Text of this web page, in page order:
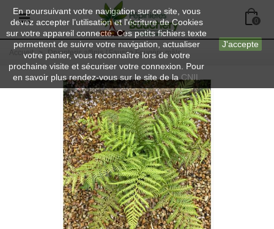
En poursuivant votre navigation sur ce site, vous
devez accepter l’utilisation et l'écriture de Cookies
sur votre appareil connecté. Ces petits fichiers texte
permettent de suivre votre navigation, actualiser
votre panier, vous reconnaître lors de votre
prochaine visite et sécuriser votre connexion. Pour
en savoir plus rendez-vous sur le site de la CNIL
J'accepte
0
Accueil > Dryopteris affinis / Fausse Fougère mâle